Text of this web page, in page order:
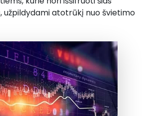
užpildydami atotrūkį nuo švietimo